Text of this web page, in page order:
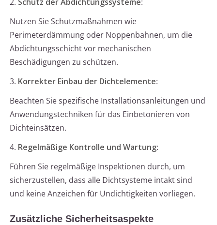
Nutzen Sie Schutzmaßnahmen wie
Perimeterdämmung oder Noppenbahnen, um die
Abdichtungsschicht vor mechanischen
Beschädigungen zu schützen.
3. Korrekter Einbau der Dichtelemente:
Beachten Sie spezifische Installationsanleitungen und
Anwendungstechniken für das Einbetonieren von
Dichteinsätzen.
4. Regelmäßige Kontrolle und Wartung:
Führen Sie regelmäßige Inspektionen durch, um
sicherzustellen, dass alle Dichtsysteme intakt sind
und keine Anzeichen für Undichtigkeiten vorliegen.
Zusätzliche Sicherheitsaspekte